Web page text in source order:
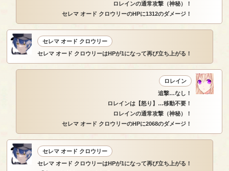
ロレインの通常攻撃（神秘）！
セレマ オード クロウリーのHPに1312のダメージ！
セレマ オード クロウリー
セレマ オード クロウリーはHPが1になって再び立ち上がる！
ロレイン
追撃…なし！
ロレインは【怒り】…移動不要！
ロレインの通常攻撃（神秘）！
セレマ オード クロウリーのHPに2068のダメージ！
セレマ オード クロウリー
セレマ オード クロウリーはHPが1になって再び立ち上がる！